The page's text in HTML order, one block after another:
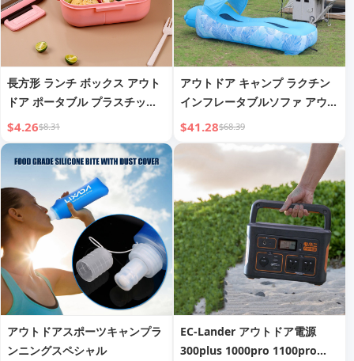
長方形 ランチ ボックス アウト
ドア ポータブル プラスチック
ダイエット ミール コンテナ
$4.26$8.31
アウトドア キャンプ ラクチン
インフレータブルソファ アウト
ドア インフレータブルベッド
$41.28$68.39
アウトドアスポーツキャンプラ
ンニングスペシャル
EC-Lander アウトドア電源
300plus 1000pro 1100pro